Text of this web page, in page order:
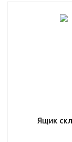
Ящик